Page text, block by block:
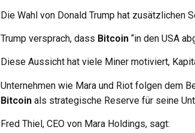
Die Wahl von Donald Trump hat zusätzlichen
Trump versprach, dass Bitcoin “in den USA
Diese Aussicht hat viele Miner motiviert,
Unternehmen wie Mara und Riot folgen dem
Bitcoin als strategische Reserve für seine
Fred Thiel, CEO von Mara Holdings, sagt: